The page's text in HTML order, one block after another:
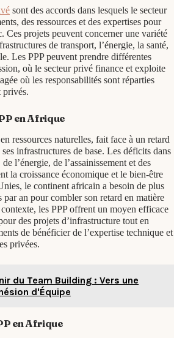
sont des accords dans lesquels le secteur
des ressources et des expertises pour
Ces projets peuvent concerner une variété
de transport, l’énergie, la santé,
Les PPP peuvent prendre différentes
où le secteur privé finance et exploite
où les responsabilités sont réparties
privés.
en Afrique
ressources naturelles, fait face à un retard
infrastructures de base. Les déficits dans
l’énergie, de l’assainissement et des
la croissance économique et le bien-être
le continent africain a besoin de plus
an pour combler son retard en matière
les PPP offrent un moyen efficace
des projets d’infrastructure tout en
de bénéficier de l’expertise technique et
privées.
du Team Building : Vers une
d'Équipe
en Afrique